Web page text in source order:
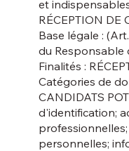
et
RÉCEPTION DE
Base légale :
du Responsable
Finalités :
Catégories de
CANDIDATS
d'identification;
personnelles;